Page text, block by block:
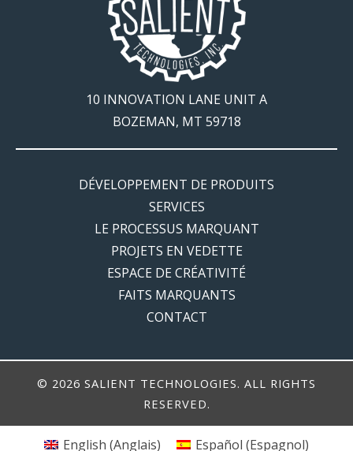
10 INNOVATION LANE UNIT A
BOZEMAN, MT 59718
DÉVELOPPEMENT DE PRODUITS
SERVICES
LE PROCESSUS MARQUANT
PROJETS EN VEDETTE
ESPACE DE CRÉATIVITÉ
FAITS MARQUANTS
CONTACT
© 2026 SALIENT TECHNOLOGIES. ALL RIGHTS
RESERVED.
English (Anglais) Español (Espagnol)